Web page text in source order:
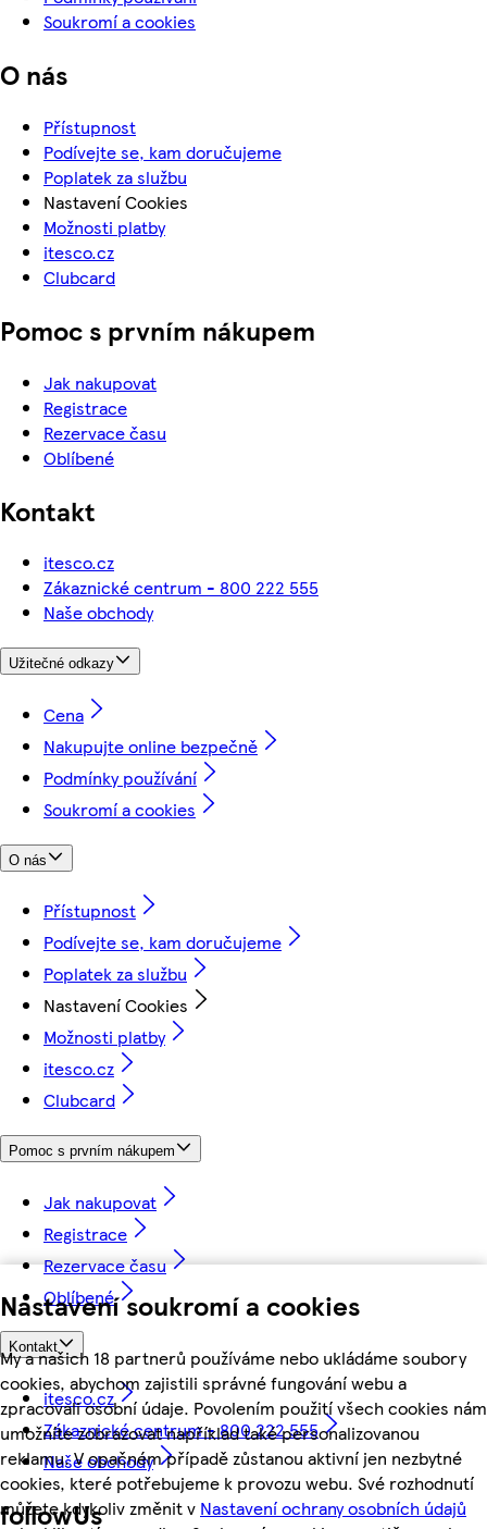
Nastavení soukromí a cookies
My a našich 18 partnerů používáme nebo ukládáme soubory
cookies, abychom zajistili správné fungování webu a
zpracovali osobní údaje. Povolením použití všech cookies nám
umožníte zobrazovat například také personalizovanou
reklamu. V opačném případě zůstanou aktivní jen nezbytné
cookies, které potřebujeme k provozu webu. Své rozhodnutí
můžete kdykoliv změnit v Nastavení ochrany osobních údajů
Soukromí a cookies
O nás
Přístupnost
Podívejte se, kam doručujeme
Poplatek za službu
Nastavení Cookies
Možnosti platby
itesco.cz
Clubcard
Pomoc s prvním nákupem
Jak nakupovat
Registrace
Rezervace času
Oblíbené
Kontakt
itesco.cz
Zákaznické centrum - 800 222 555
Naše obchody
Užitečné odkazy
Cena
Nakupujte online bezpečně
Podmínky používání
Soukromí a cookies
O nás
Přístupnost
Podívejte se, kam doručujeme
Poplatek za službu
Nastavení Cookies
Možnosti platby
itesco.cz
Clubcard
Pomoc s prvním nákupem
Jak nakupovat
Registrace
Rezervace času
Oblíbené
Kontakt
itesco.cz
Zákaznické centrum - 800 222 555
Naše obchody
followUs